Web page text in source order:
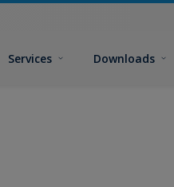
Services Downloads